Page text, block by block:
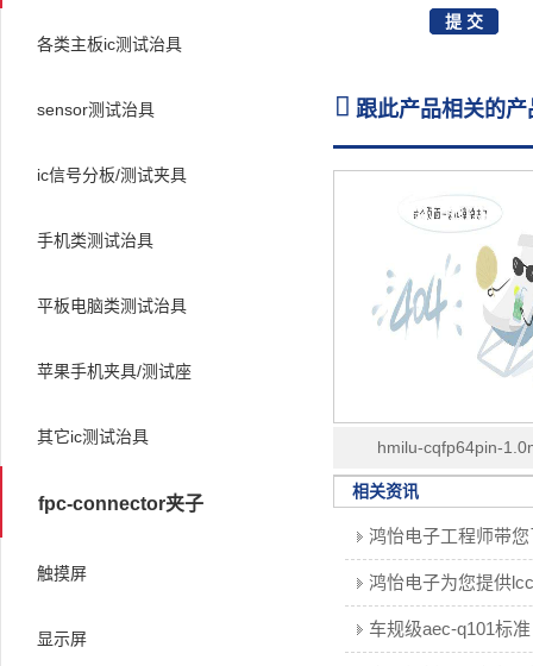
 跟此产品相关的
hmilu-cqfp64pin-
18.4x18.4mm塑胶翻盖旋
老化座
相关资讯
各类主板ic测试治具
sensor测试治具
ic信号分板/测试夹具
手机类测试治具
平板电脑类测试治具
苹果手机夹具/测试座
其它ic测试治具
fpc-connector夹子
触摸屏
显示屏